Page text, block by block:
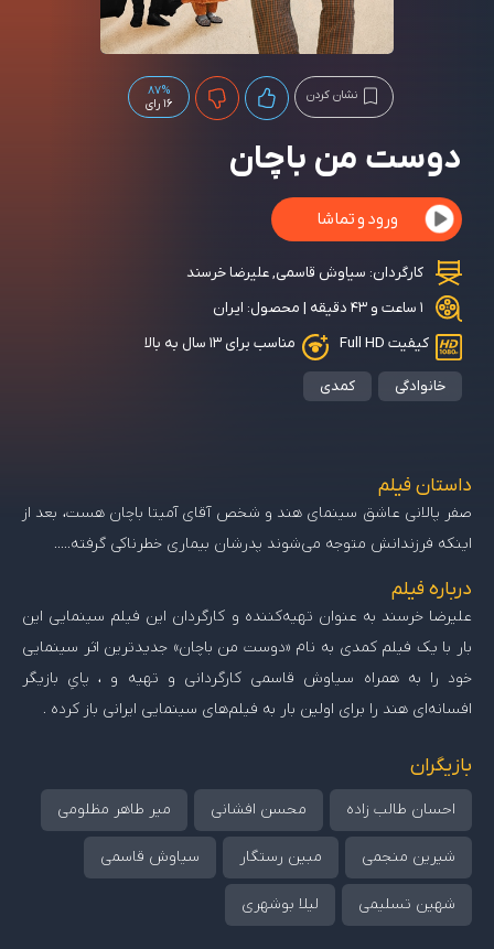
نشان کردن
87%
16 رای
دوست من باچان
ورود و تماشا
کارگردان: سیاوش قاسمی,علیرضا خرسند
1 ساعت و 43 دقیقه | محصول: ایران
کیفیت Full HD
مناسب برای ۱۳ سال به بالا
خانوادگی کمدی
داستان فیلم
صفر پالانی عاشق سینمای هند و شخص آقای آمیتا باچان هست، بعد از
اینکه فرزندانش متوجه می‌شوند پدرشان بیماری خطرناکی گرفته.....
درباره فیلم
علیرضا خرسند به عنوان تهیه‌کننده و کارگردان این فیلم سینمایی این
بار با یک فیلم کمدی به نام «دوست من باچان» جدیدترین اثر سینمایی
خود را به همراه سیاوش قاسمی کارگردانی و تهیه و ، پایِ بازیگر
افسانه‌ای هند را برای اولین بار به فیلم‌های سینمایی ایرانی باز کرده .
بازیگران
احسان طالب زاده محسن افشانی میر طاهر مظلومی
شیرین منجمی مبین رستگار سیاوش قاسمی
شهین تسلیمی لیلا بوشهری